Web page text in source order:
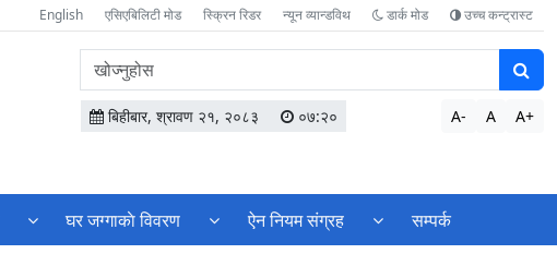
English एसिएबिलिटी मोड स्क्रिन रिडर न्यून व्यान्डविथ डार्क मोड उच्च कन्ट्रास्ट
वेबसाइटमा
सामग्री
खोज्नुहोस
बिहीबार, श्रावण २१, २०८३ ०७:२० A- A A+
घर जग्गाकाे विवरण ऐन नियम संग्रह सम्पर्क